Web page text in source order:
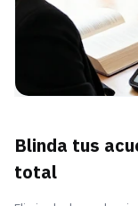
Blinda tus
total